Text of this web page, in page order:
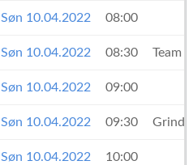
Søn 10.04.2022 08:00
Søn 10.04.2022 08:30 Team
Søn 10.04.2022 09:00
Søn 10.04.2022 09:30
Søn 10.04.2022 10:00